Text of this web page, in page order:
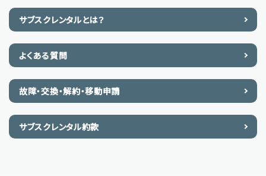
サブスクレンタルとは？
よくある質問
故障・交換・解約・移動申請
サブスクレンタル約款